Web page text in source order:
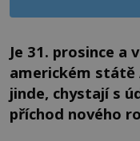
Je 31. prosince a
americkém státě
jinde, chystají s
příchod nového